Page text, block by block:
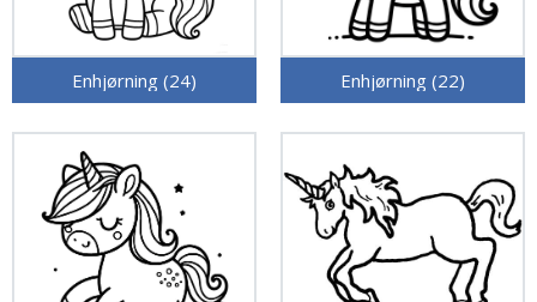
Enhjørning (24) Enhjørning (22)